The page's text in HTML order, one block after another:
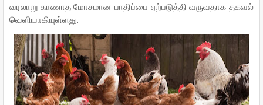
வரலாறு காணாத மோசமான பாதிப்பை ஏற்படுத்தி வருவதாக தகவல்
வெளியாகியுள்ளது.